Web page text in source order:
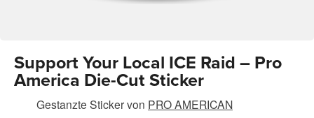
Support Your Local ICE Raid – Pro
America Die-Cut Sticker
Gestanzte Stickervon PRO AMERICAN